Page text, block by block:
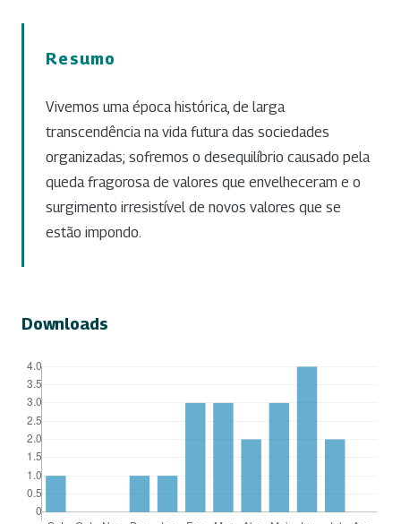
Resumo
Vivemos uma época histórica, de larga
transcendência na vida futura das sociedades
organizadas; sofremos o desequilíbrio causado pela
queda fragorosa de valores que envelheceram e o
surgimento irresistível de novos valores que se
estão impondo.
Downloads